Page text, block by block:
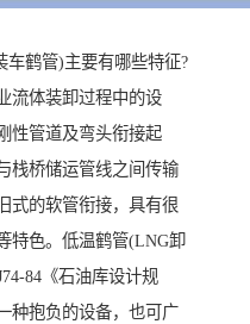
鹤管)主要有哪些特征?
流体装卸过程中的设
性管道及弯头衔接起
栈桥储运管线之间传输
式的软管衔接，具有很
特色。低温鹤管(LNG卸
84《石油库设计规
种抱负的设备，也可广